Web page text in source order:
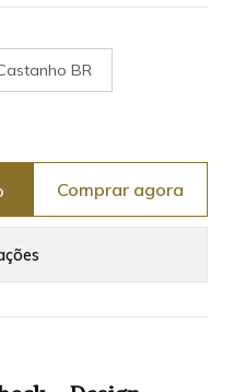
BR
Comprar agora